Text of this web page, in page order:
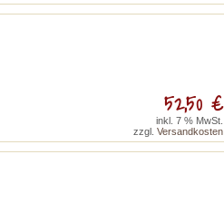
52,50 €
inkl. 7 % MwSt.
zzgl. Versandkosten